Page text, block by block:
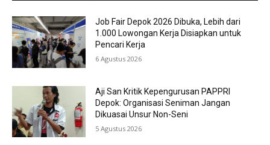
Job Fair Depok 2026 Dibuka, Lebih dari
1.000 Lowongan Kerja Disiapkan untuk
Pencari Kerja
6 Agustus 2026
Aji San Kritik Kepengurusan PAPPRI
Depok: Organisasi Seniman Jangan
Dikuasai Unsur Non-Seni
5 Agustus 2026